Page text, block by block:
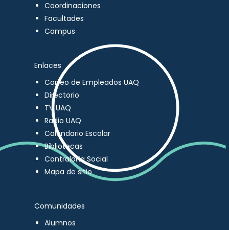
Coordinaciones
Facultades
Campus
Enlaces
Correo de Empleados UAQ
Directorio
TV UAQ
Radio UAQ
Calendario Escolar
Bibliotecas
Contraloría Social
Mapa de sitio
Comunidades
Alumnos